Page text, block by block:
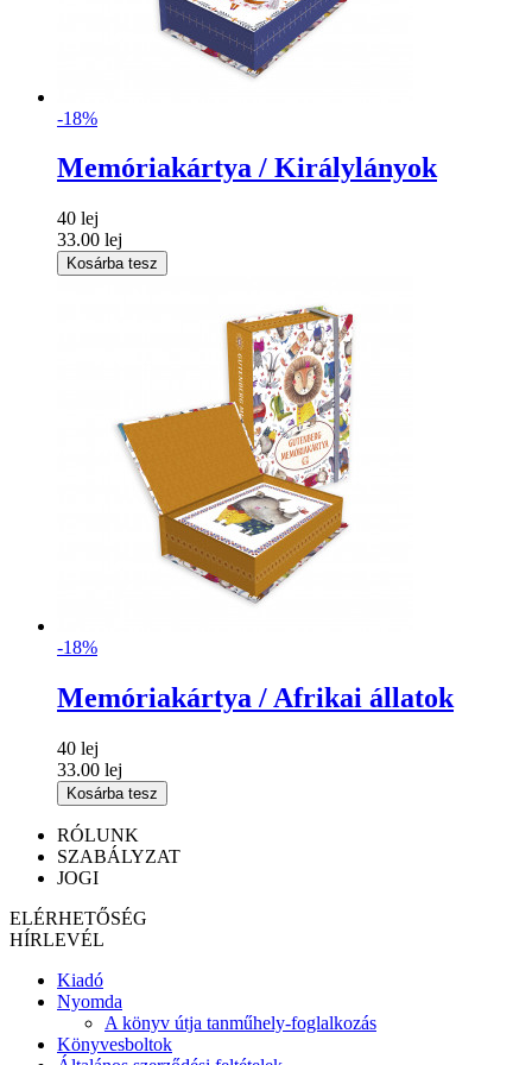
-18%
Memóriakártya / Királylányok
40 lej
33.00 lej
Kosárba tesz
-18%
Memóriakártya / Afrikai állatok
40 lej
33.00 lej
Kosárba tesz
RÓLUNK
SZABÁLYZAT
JOGI
ELÉRHETŐSÉG
HÍRLEVÉL
Kiadó
Nyomda
A könyv útja tanműhely-foglalkozás
Könyvesboltok